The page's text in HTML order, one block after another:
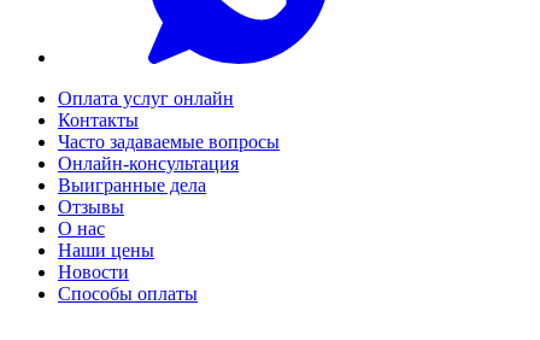
Оплата услуг онлайн
Контакты
Часто задаваемые вопросы
Онлайн-консультация
Выигранные дела
Отзывы
О нас
Наши цены
Новости
Способы оплаты